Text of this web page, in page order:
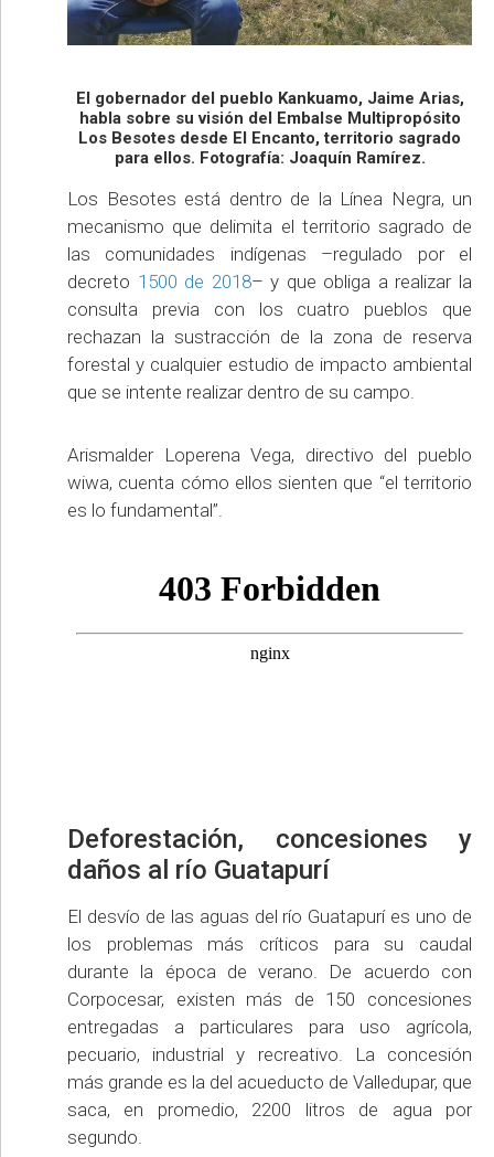
El gobernador del pueblo Kankuamo, Jaime Arias,
habla sobre su visión del Embalse Multipropósito
Los Besotes desde El Encanto, territorio sagrado
para ellos. Fotografía: Joaquín Ramírez.
Los Besotes está dentro de la Línea Negra, un
mecanismo que delimita el territorio sagrado de
las comunidades indígenas –regulado por el
decreto 1500 de 2018– y que obliga a realizar la
consulta previa con los cuatro pueblos que
rechazan la sustracción de la zona de reserva
forestal y cualquier estudio de impacto ambiental
que se intente realizar dentro de su campo.
Arismalder Loperena Vega, directivo del pueblo
wiwa, cuenta cómo ellos sienten que “el territorio
es lo fundamental”.
Deforestación, concesiones y
daños al río Guatapurí
El desvío de las aguas del río Guatapurí es uno de
los problemas más críticos para su caudal
durante la época de verano. De acuerdo con
Corpocesar, existen más de 150 concesiones
entregadas a particulares para uso agrícola,
pecuario, industrial y recreativo. La concesión
más grande es la del acueducto de Valledupar, que
saca, en promedio, 2200 litros de agua por
segundo.